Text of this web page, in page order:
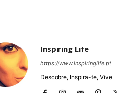
Inspiring Life
https://www.inspiringlife.pt
Descobre, Inspira-te, Vive